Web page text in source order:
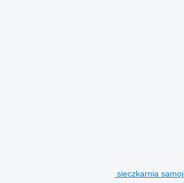
sieczkarnia